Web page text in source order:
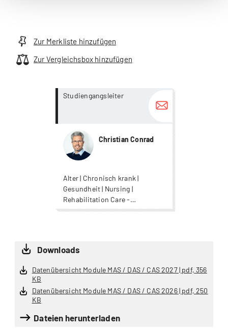
Zur Merkliste hinzufügen
Zur Vergleichsbox hinzufügen
Studiengangsleiter
Christian Conrad
Alter | Chronisch krank |
Gesundheit | Nursing |
Rehabilitation Care -
Rehabilitationspflege | Wound
more...
more...
Downloads
Datenübersicht Module MAS / DAS / CAS 2027 | pdf, 356
KB
Datenübersicht Module MAS / DAS / CAS 2026 | pdf, 250
KB
Dateien herunterladen